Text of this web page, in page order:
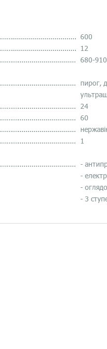
600
12
680-910
пирог,
24
60
1
-
-
-
- 3